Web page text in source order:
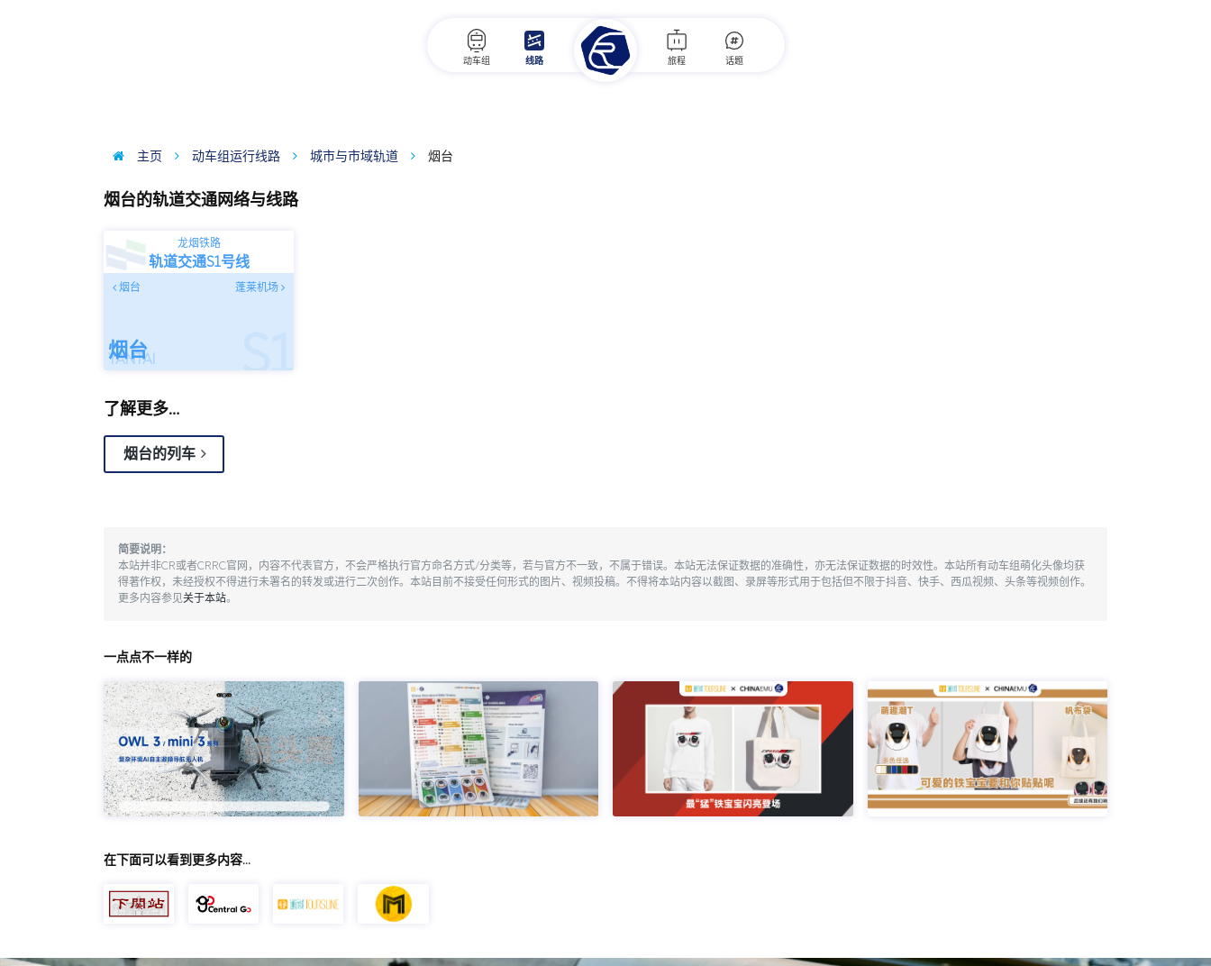
动车组 线路 旅程 话题
主页 动车组运行线路 城市与市域轨道 烟台
烟台的轨道交通网络与线路
S1
龙烟铁路
轨道交通S1号线
蓬莱机场
烟台
YANTAI
烟台
了解更多…
烟台的列车
简要说明：
本站并非CR或者CRRC官网，内容不代表官方，不会严格执行官方命名方式/分类等，若与官方不一致，不属于错误。本站无法保证数据的准确性，亦无法保证数据的时效性。本站所有动车组萌化头像均获
得著作权，未经授权不得进行未署名的转发或进行二次创作。本站目前不接受任何形式的图片、视频投稿。不得将本站内容以截图、录屏等形式用于包括但不限于抖音、快手、西瓜视频、头条等视频创作。
更多内容参见关于本站。
一点点不一样的
在下面可以看到更多内容…